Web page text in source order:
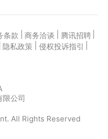
条款 商务洽谈 腾讯招聘
隐私政策 侵权投诉指引
公司
All Rights Reserved